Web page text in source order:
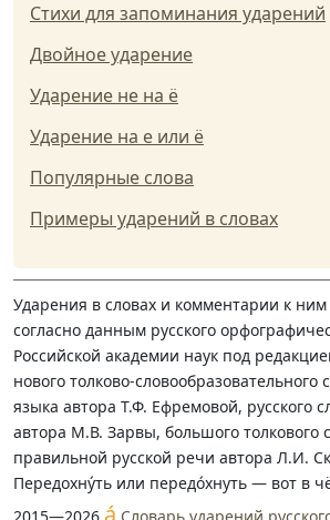
Стихи для запоминания ударений
Двойное ударение
Ударение не на ё
Ударение на е или ё
Популярные слова
Примеры ударений в словах
Ударения в словах и комментарии к
согласно данным русского
Российской академии наук под
нового толково-словообразовательного
языка автора Т.Ф. Ефремовой, русского
автора М.В. Зарвы, большого толкового
правильной русской речи автора Л.И.
Передохну́ть или передо́хнуть — вот в
á